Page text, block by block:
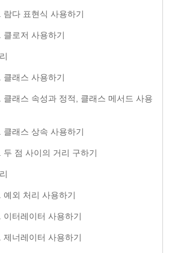
람다 표현식 사용하기
클로저 사용하기
클래스 사용하기
클래스 속성과 정적, 클래스 메서드 사용
클래스 상속 사용하기
두 점 사이의 거리 구하기
예외 처리 사용하기
이터레이터 사용하기
제너레이터 사용하기